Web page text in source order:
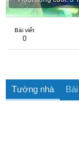
Bài viết
0
Tường nhà